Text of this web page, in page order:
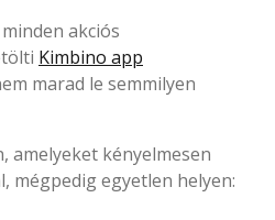
akciós
Kimbino app
marad le semmilyen
amelyeket kényelmesen
mégpedig egyetlen helyen: